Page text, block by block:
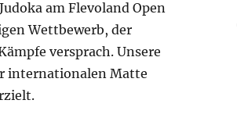
am Flevoland Open
Wettbewerb, der
versprach. Unsere
internationalen Matte